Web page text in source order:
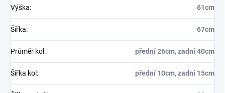
Výška: 61cm
Šířka: 67cm
Průměr kol : přední 26cm, zadní 40cm
Šířka kol : přední 10cm, zadní 15cm